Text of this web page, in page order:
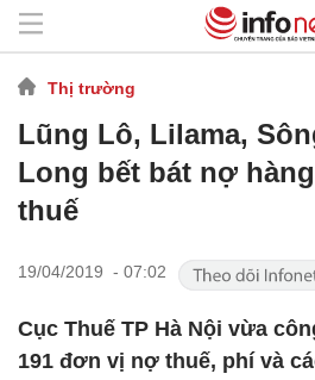
Thị trường
Lũng Lô, Lilama,
Long bết bát nợ
thuế
19/04/2019 - 07:02
Cục Thuế TP Hà Nội vừa
191 đơn vị nợ thuế, phí và